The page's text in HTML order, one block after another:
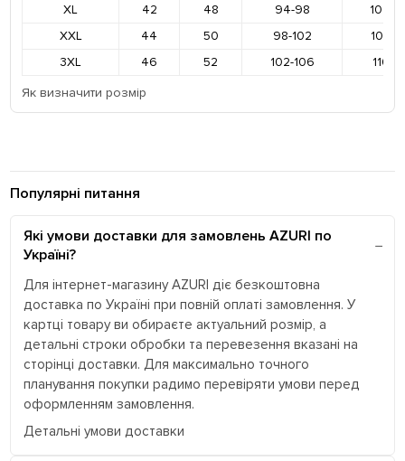
XL
42 48 94-98
102-
XXL
44 50 98-102
106-
3XL
46 52 102-106
110-
Як визначити розмір
Популярні питання
Які умови доставки для замовлень AZURI по
Україні?
Для інтернет-магазину AZURI діє безкоштовна
доставка по Україні при повній оплаті замовлення. У
картці товару ви обираєте актуальний розмір, а
детальні строки обробки та перевезення вказані на
сторінці доставки. Для максимально точного
планування покупки радимо перевіряти умови перед
оформленням замовлення.
Детальні умови доставки